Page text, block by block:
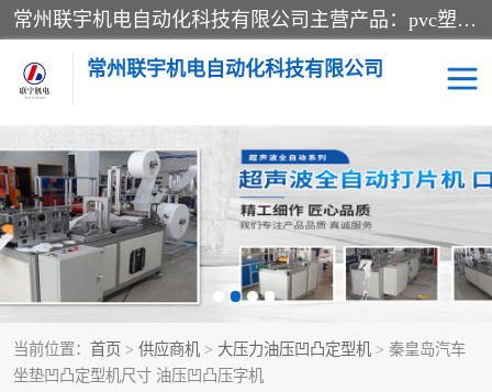
常州联宇机电自动化科技有限公司主营产品：pvc塑料焊机、高频热合机、软膜天花压边机、服装布料凹凸压花机、布料3d压印设备、服装植胶设备、超声波布料花边机、无纺布热合机、全自动压花机。
常州联宇机电自动化科技有限公司
当前位置： 首页 > 供应商机 > 大压力油压凹凸定型机 > 秦皇岛汽车
坐垫凹凸定型机尺寸 油压凹凸压字机
压花定型机以及压花模具 超声波热合机
高频热合机 超声波花边机
超声波复合压花机 凹凸压花机压标机
3040凹凸压花机 双头服装凹凸压花机